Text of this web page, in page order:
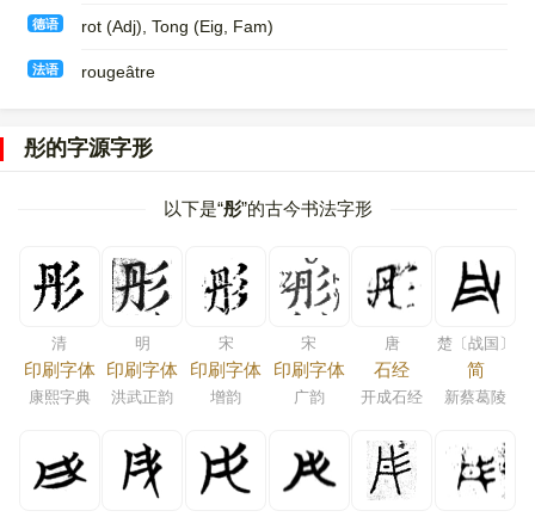
德语 rot (Adj)​, Tong (Eig, Fam)
法语 rougeâtre
彤的字源字形
以下是“彤”的古今书法字形
清
印刷字体
康熙字典
明
印刷字体
洪武正韵
宋
印刷字体
增韵
宋
印刷字体
广韵
唐
石经
开成石经
楚〔战国〕
简
新蔡葛陵